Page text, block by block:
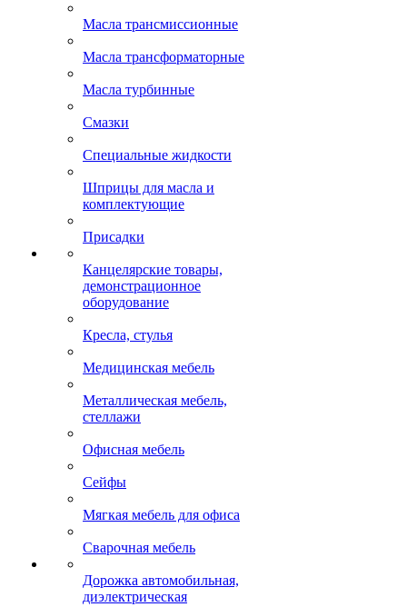
Масла трансмиссионные
Масла трансформаторные
Масла турбинные
Смазки
Специальные жидкости
Шприцы для масла и
комплектующие
Присадки
Канцелярские товары,
демонстрационное
оборудование
Кресла, стулья
Медицинская мебель
Металлическая мебель,
стеллажи
Офисная мебель
Сейфы
Мягкая мебель для офиса
Сварочная мебель
Дорожка автомобильная,
диэлектрическая